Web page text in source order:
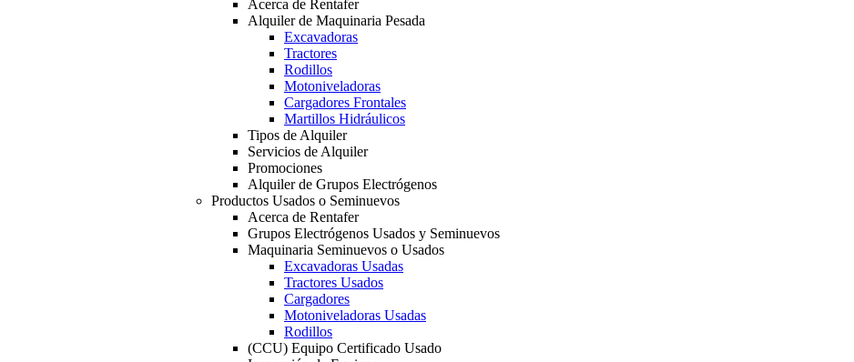
Acerca de Rentafer
Alquiler de Maquinaria Pesada
Excavadoras
Tractores
Rodillos
Motoniveladoras
Cargadores Frontales
Martillos Hidráulicos
Tipos de Alquiler
Servicios de Alquiler
Promociones
Alquiler de Grupos Electrógenos
Productos Usados o Seminuevos
Acerca de Rentafer
Grupos Electrógenos Usados y Seminuevos
Maquinaria Seminuevos o Usados
Excavadoras Usadas
Tractores Usados
Cargadores
Motoniveladoras Usadas
Rodillos
(CCU) Equipo Certificado Usado